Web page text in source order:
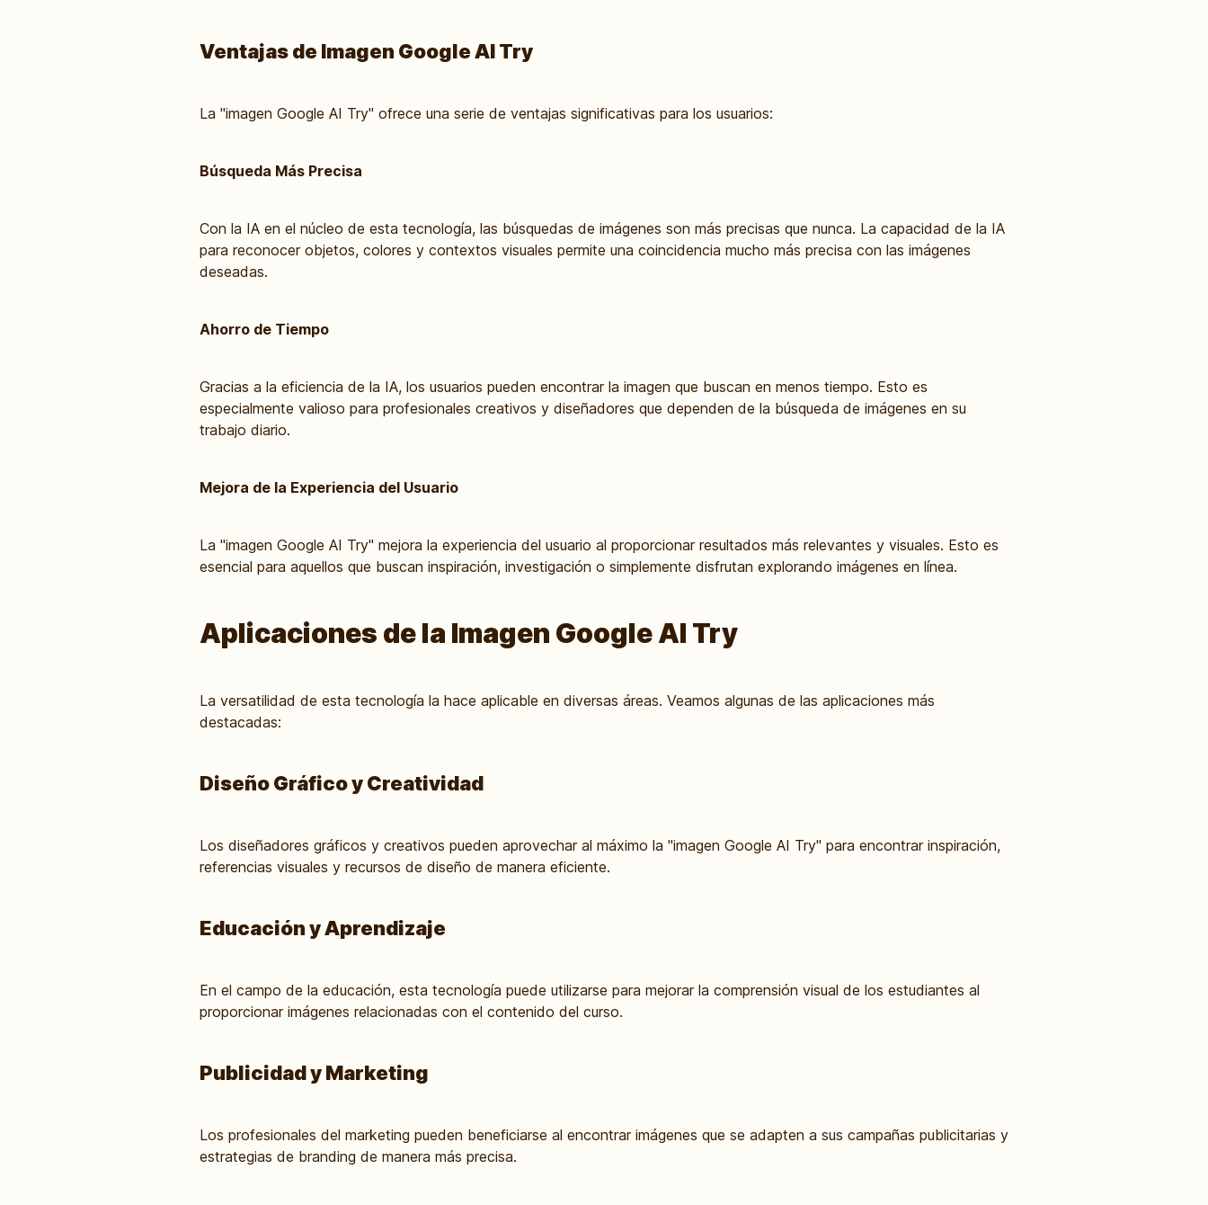
Ventajas de Imagen Google AI Try
La "imagen Google AI Try" ofrece una serie de ventajas significativas para los usuarios:
Búsqueda Más Precisa
Con la IA en el núcleo de esta tecnología, las búsquedas de imágenes son más precisas que nunca. La capacidad de la IA
para reconocer objetos, colores y contextos visuales permite una coincidencia mucho más precisa con las imágenes
deseadas.
Ahorro de Tiempo
Gracias a la eficiencia de la IA, los usuarios pueden encontrar la imagen que buscan en menos tiempo. Esto es
especialmente valioso para profesionales creativos y diseñadores que dependen de la búsqueda de imágenes en su
trabajo diario.
Mejora de la Experiencia del Usuario
La "imagen Google AI Try" mejora la experiencia del usuario al proporcionar resultados más relevantes y visuales. Esto es
esencial para aquellos que buscan inspiración, investigación o simplemente disfrutan explorando imágenes en línea.
Aplicaciones de la Imagen Google AI Try
La versatilidad de esta tecnología la hace aplicable en diversas áreas. Veamos algunas de las aplicaciones más
destacadas:
Diseño Gráfico y Creatividad
Los diseñadores gráficos y creativos pueden aprovechar al máximo la "imagen Google AI Try" para encontrar inspiración,
referencias visuales y recursos de diseño de manera eficiente.
Educación y Aprendizaje
En el campo de la educación, esta tecnología puede utilizarse para mejorar la comprensión visual de los estudiantes al
proporcionar imágenes relacionadas con el contenido del curso.
Publicidad y Marketing
Los profesionales del marketing pueden beneficiarse al encontrar imágenes que se adapten a sus campañas publicitarias y
estrategias de branding de manera más precisa.